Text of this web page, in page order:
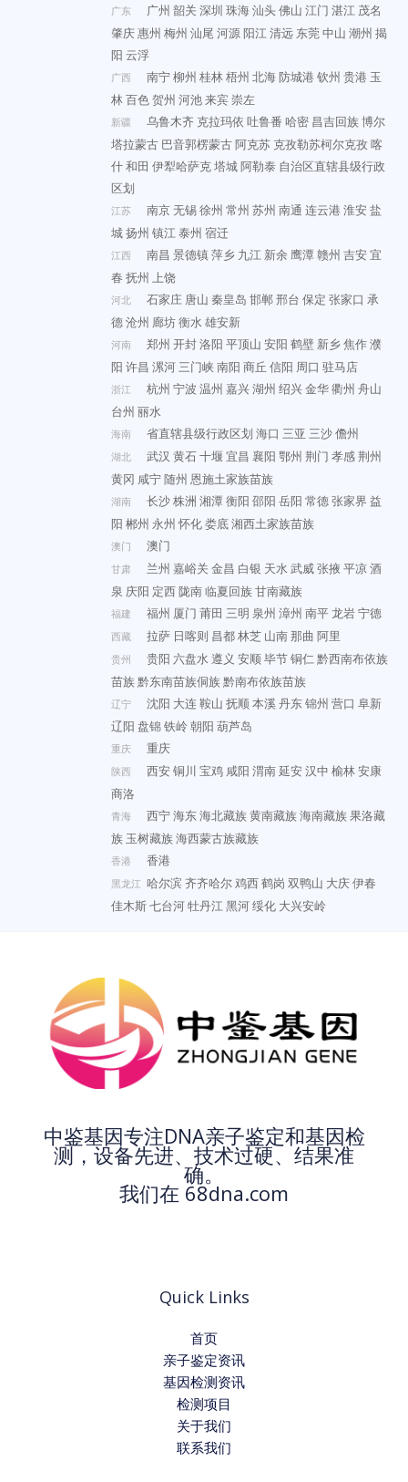
广东 广州 韶关 深圳 珠海汕头佛山 江门 湛江 茂名
肇庆惠州 梅州 汕尾 河源阳江清远 东莞中山 潮州 揭
阳 云浮
广西 南宁柳州 桂林梧州 北海防城港钦州 贵港 玉
林百色贺州 河池来宾崇左
新疆 乌鲁木齐 克拉玛依 吐鲁番 哈密 昌吉回族博尔
塔拉蒙古 巴音郭楞蒙古阿克苏 克孜勒苏柯尔克孜喀
什和田 伊犁哈萨克塔城阿勒泰 自治区直辖县级行政
区划
江苏 南京无锡徐州 常州 苏州 南通 连云港淮安盐
城扬州 镇江泰州 宿迁
江西 南昌 景德镇萍乡 九江 新余鹰潭赣州 吉安宜
春 抚州 上饶
河北 石家庄 唐山 秦皇岛 邯郸邢台 保定 张家口 承
德沧州 廊坊衡水雄安新
河南 郑州 开封洛阳 平顶山 安阳 鹤壁 新乡焦作濮
阳 许昌 漯河三门峡南阳 商丘 信阳 周口 驻马店
浙江 杭州 宁波 温州 嘉兴湖州 绍兴金华衢州 舟山
台州 丽水
海南 省直辖县级行政区划 海口 三亚 三沙儋州
湖北 武汉 黄石十堰 宜昌 襄阳 鄂州 荆门 孝感荆州
黄冈 咸宁随州 恩施土家族苗族
湖南 长沙株洲 湘潭衡阳 邵阳 岳阳 常德张家界 益
阳 郴州 永州 怀化娄底湘西土家族苗族
澳门 澳门
甘肃 兰州 嘉峪关 金昌 白银 天水武威张掖平凉酒
泉 庆阳 定西陇南临夏回族甘南藏族
福建 福州 厦门 莆田 三明 泉州 漳州 南平龙岩宁德
西藏 拉萨 日喀则 昌都林芝 山南那曲 阿里
贵州 贵阳 六盘水遵义 安顺毕节铜仁黔西南布依族
苗族黔东南苗族侗族黔南布依族苗族
辽宁 沈阳 大连鞍山 抚顺本溪丹东锦州 营口 阜新
辽阳 盘锦铁岭朝阳 葫芦岛
重庆 重庆
陕西 西安铜川 宝鸡 咸阳 渭南延安汉中 榆林安康
商洛
青海 西宁海东海北藏族黄南藏族海南藏族果洛藏
族 玉树藏族海西蒙古族藏族
香港 香港
黑龙江 哈尔滨齐齐哈尔鸡西鹤岗 双鸭山 大庆伊春
佳木斯七台河牡丹江黑河绥化 大兴安岭
中鉴基因专注DNA亲子鉴定和基因检
测，设备先进、技术过硬、结果准
确。
我们在 68dna.com
Quick Links
首页
亲子鉴定资讯
基因检测资讯
检测项目
关于我们
联系我们